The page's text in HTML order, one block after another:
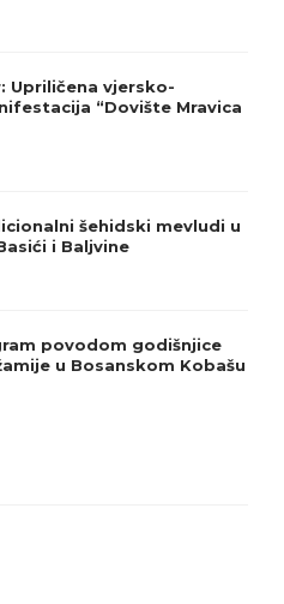
Upriličena vjersko-
“Dovište Mravica
šehidski mevludi u
i Baljvine
povodom godišnjice
u Bosanskom Kobašu